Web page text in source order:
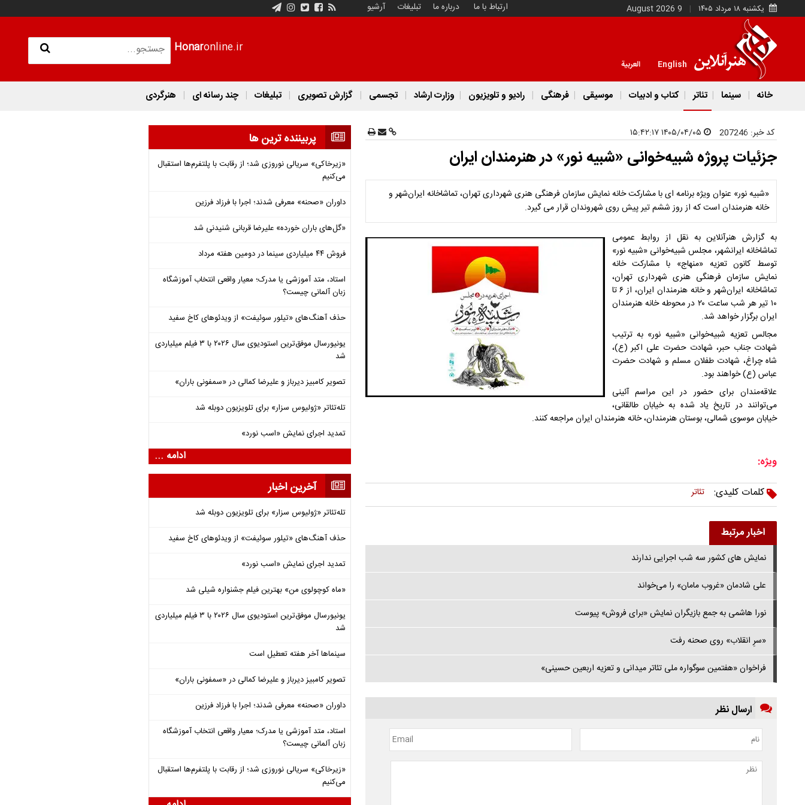
یکشنبه ۱۸ مرداد ۱۴۰۵ 9 August 2026 ارتباط با ما درباره ما تبلیغات آرشیو
Honaronline.ir
English العربية
خانه سینما تئاتر کتاب و ادبیات موسیقی فرهنگی رادیو و تلویزیون وزارت ارشاد تجسمی گزارش تصویری تبلیغات چند رسانه ای هنرگردی
کد خبر: 207246
جزئیات پروژه شبیه‌خوانی «شبیه نور» در هنرمندان ایران
«شبیه نور» عنوان ویژه برنامه ای با مشارکت خانه نمایش سازمان فرهنگی هنری شهرداری تهران، تماشاخانه ایران‌شهر و
خانه هنرمندان است که از روز ششم تیر پیش روی شهروندان قرار می گیرد.
به گزارش هنرآنلاین به نقل از روابط عمومی
تماشاخانه ایرانشهر، مجلس شبیه‌خوانی «شبیه نور»
توسط کانون تعزیه «منهاج» با مشارکت خانه
نمایش سازمان فرهنگی هنری شهرداری تهران،
تماشاخانه ایران‌شهر و خانه هنرمندان ایران، از ۶ تا
۱۰ تیر هر شب ساعت ۲۰ در محوطه خانه هنرمندان
ایران برگزار خواهد شد.
مجالس تعزیه شبیه‌خوانی «شبیه نور» به ترتیب
شهادت جناب حبر، شهادت حضرت علی اکبر (ع)،
شاه چراغ، شهادت طفلان مسلم و شهادت حضرت
عباس (ع) خواهند بود.
علاقه‌مندان برای حضور در این مراسم آئینی
می‌توانند در تاریخ یاد شده به خیابان طالقانی،
خیابان موسوی شمالی، بوستان هنرمندان، خانه هنرمندان ایران مراجعه کنند.
ویژه:
کلمات کلیدی:
تئاتر
اخبار مرتبط
نمایش های کشور سه شب اجرایی ندارند
علی شادمان «غروب مامان» را می‌خواند
نورا هاشمی به جمع بازیگران نمایش «برای فروش» پیوست
«سرِ انقلاب» روی صحنه رفت
فراخوان «هفتمین سوگواره ملی تئاتر میدانی و تعزیه اربعین حسینی»
ارسال نظر
پربیننده ترین ها
«زیرخاکی» سریالی نوروزی شد؛ از رقابت با پلتفرم‌ها استقبال
می‌کنیم
داوران «صحنه» معرفی شدند؛ اجرا با فرزاد فرزین
«گل‌های باران خورده» علیرضا قربانی شنیدنی شد
فروش ۴۴ میلیاردی سینما در دومین هفته‌ مرداد
استاد، متد آموزشی یا مدرک؛ معیار واقعی انتخاب آموزشگاه
زبان آلمانی چیست؟
حذف آهنگ‌های «تیلور سوئیفت» از ویدئوهای کاخ سفید
یونیورسال موفق‌ترین استودیوی سال ۲۰۲۶ با ۳ فیلم میلیاردی
شد
تصویر کامبیز دیرباز و علیرضا کمالی در «سمفونی باران»
تله‌تئاتر «ژولیوس سزار» برای تلویزیون دوبله شد
تمدید اجرای نمایش «اسب نورد»
ادامه ...
آخرین اخبار
تله‌تئاتر «ژولیوس سزار» برای تلویزیون دوبله شد
حذف آهنگ‌های «تیلور سوئیفت» از ویدئوهای کاخ سفید
تمدید اجرای نمایش «اسب نورد»
«ماه کوچولوی من» بهترین فیلم جشنواره شیلی شد
یونیورسال موفق‌ترین استودیوی سال ۲۰۲۶ با ۳ فیلم میلیاردی
شد
سینماها آخر هفته تعطیل است
تصویر کامبیز دیرباز و علیرضا کمالی در «سمفونی باران»
داوران «صحنه» معرفی شدند؛ اجرا با فرزاد فرزین
استاد، متد آموزشی یا مدرک؛ معیار واقعی انتخاب آموزشگاه
زبان آلمانی چیست؟
«زیرخاکی» سریالی نوروزی شد؛ از رقابت با پلتفرم‌ها استقبال
می‌کنیم